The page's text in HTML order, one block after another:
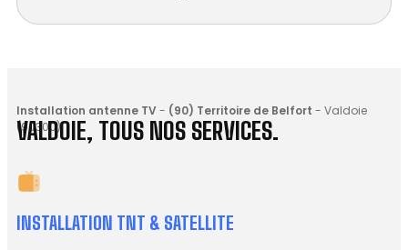
Installation antenne TV- (90) Territoire de Belfort - Valdoie
(90300)
VALDOIE, TOUS NOS SERVICES.
INSTALLATION TNT & SATELLITE